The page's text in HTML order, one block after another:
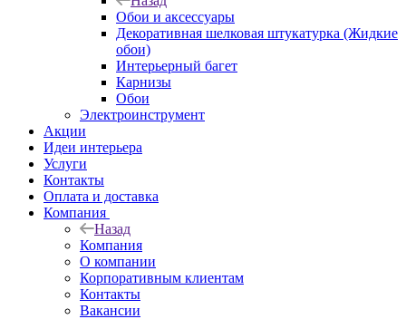
Обои и аксессуары
Декоративная шелковая штукатурка (Жидкие
обои)
Интерьерный багет
Карнизы
Обои
Электроинструмент
Акции
Идеи интерьера
Услуги
Контакты
Оплата и доставка
Компания
Назад
Компания
О компании
Корпоративным клиентам
Контакты
Вакансии